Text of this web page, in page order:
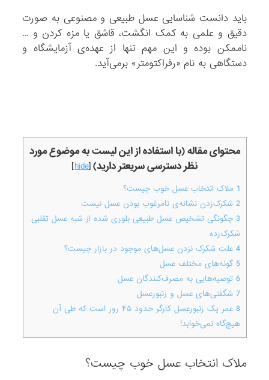
باید دانست شناسایی عسل طبیعی و مصنوعی به صورت
دقیق و علمی به کمک انگشت، قاشق یا مزه کردن و …
ناممکن بوده و این مهم تنها از عهده‌ی آزمایشگاه و
دستگاهی به نام «رفراکتومتر» برمی‌آید.
محتوای مقاله (با استفاده از این لیست به موضوع مورد
نظر دسترسی سریعتر دارید)[
hide
]
1 ملاک انتخاب عسل خوب چیست؟
2 شکرک‌زدن نشانه‌ی نامرغوب بودن عسل نیست
3 چگونگی تشخیص عسل طبیعی بلوری شده از شبه عسل تقلبی
شکرک‌زده
4 علت شکرک نزدن عسل‌های موجود در بازار چیست؟
5 گونه‌های مختلف عسل
6 توصیه‌هایی به مصرف‌کنندگان عسل
7 شگفتی‌های عسل و زنبور‌عسل
8
عمر یک زنبور‌عسل کارگر حدود ۴۵ روز است که طی آن
هیچ‌گاه نمی‌خوابد!
ملاک انتخاب عسل خوب چیست؟